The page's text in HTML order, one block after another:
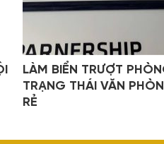
LÀM BIỂN TRƯỢT
TRẠNG THÁI VĂN
RẺ